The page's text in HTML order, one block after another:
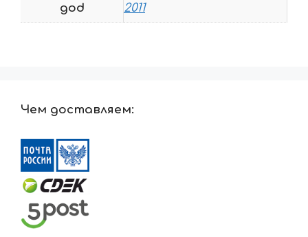
god 2011
Чем доставляем: